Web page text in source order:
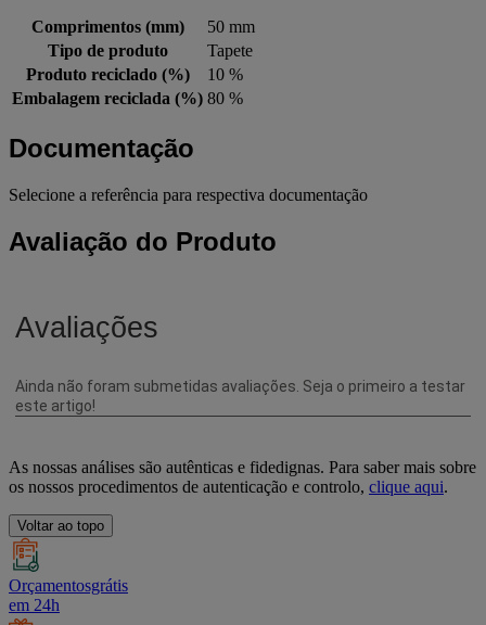
Comprimentos (mm)
50 mm
Tipo de produto
Tapete
Produto reciclado (%)
10 %
Embalagem reciclada (%) 80 %
Documentação
Selecione a referência para respectiva documentação
Avaliação do Produto
As nossas análises são autênticas e fidedignas. Para saber mais sobre
os nossos procedimentos de autenticação e controlo, clique aqui.
Voltar ao topo
Orçamentosgrátis
em 24h